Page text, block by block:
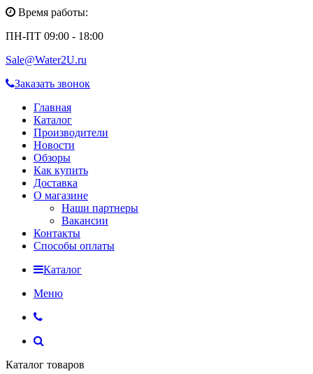
Время работы:
ПН-ПТ 09:00 - 18:00
Sale@Water2U.ru
Заказать звонок
Главная
Каталог
Производители
Новости
Обзоры
Как купить
Доставка
О магазине
Наши партнеры
Вакансии
Контакты
Способы оплаты
Каталог
Меню
Каталог товаров